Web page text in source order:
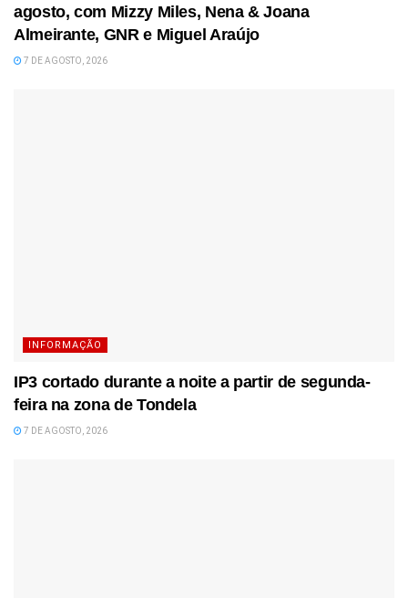
agosto, com Mizzy Miles, Nena & Joana
Almeirante, GNR e Miguel Araújo
7 DE AGOSTO, 2026
INFORMAÇÃO
IP3 cortado durante a noite a partir de segunda-
feira na zona de Tondela
7 DE AGOSTO, 2026